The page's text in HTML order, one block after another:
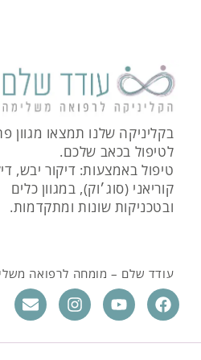
בקליניקה שלנו תמצאו מגוון
לטיפול בכאב שלכם.
טיפול באמצעות: דיקור יבש,
קוריאני (סוג׳וק), במגוון כלים
ובטכניקות שונות ומתקדמות.
עודד שלם – מומחה לרפואה